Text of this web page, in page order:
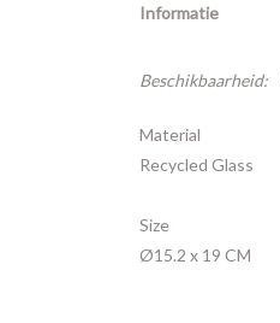
Informatie
Beschikbaarheid:
Material
Recycled Glass
Size
Ø15.2 x 19 CM